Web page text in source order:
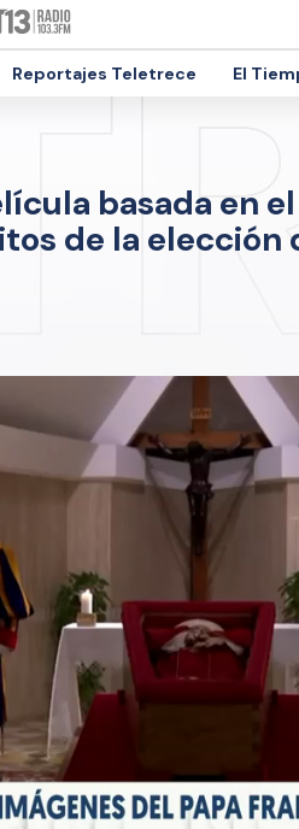
Reportajes Teletrece El
basada en
de la elección